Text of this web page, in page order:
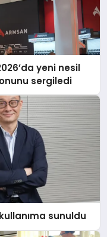
yeni nesil
sergiledi
sunuldu